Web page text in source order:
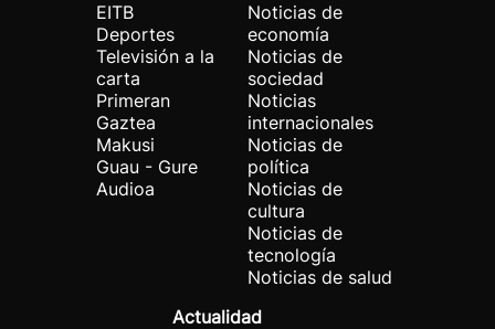
EITB
Deportes
Televisión a la
carta
Primeran
Gaztea
Makusi
Guau - Gure
Audioa
Noticias de
economía
Noticias de
sociedad
Noticias
internacionales
Noticias de
política
Noticias de
cultura
Noticias de
tecnología
Noticias de salud
Actualidad